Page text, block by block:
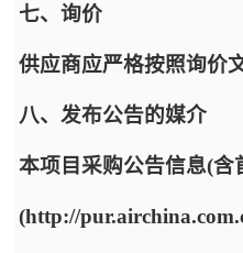
七、询价
供应商应严格按照询价
八、发布公告的媒介
本项目采购公告信息(
(http://